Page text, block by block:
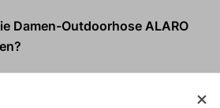
Damen-Outdoorhose ALARO